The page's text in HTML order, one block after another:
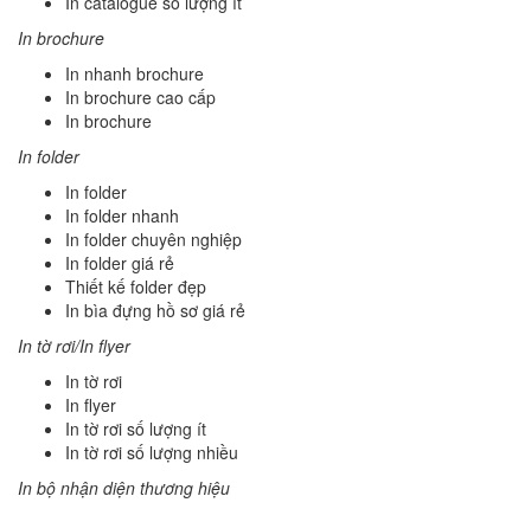
In brochure
In nhanh brochure
In brochure cao cấp
In brochure
In folder
In folder
In folder nhanh
In folder chuyên nghiệp
In folder giá rẻ
Thiết kế folder đẹp
In bìa đựng hồ sơ giá rẻ
In tờ rơi/In flyer
In tờ rơi
In flyer
In tờ rơi số lượng ít
In tờ rơi số lượng nhiều
In bộ nhận diện thương hiệu